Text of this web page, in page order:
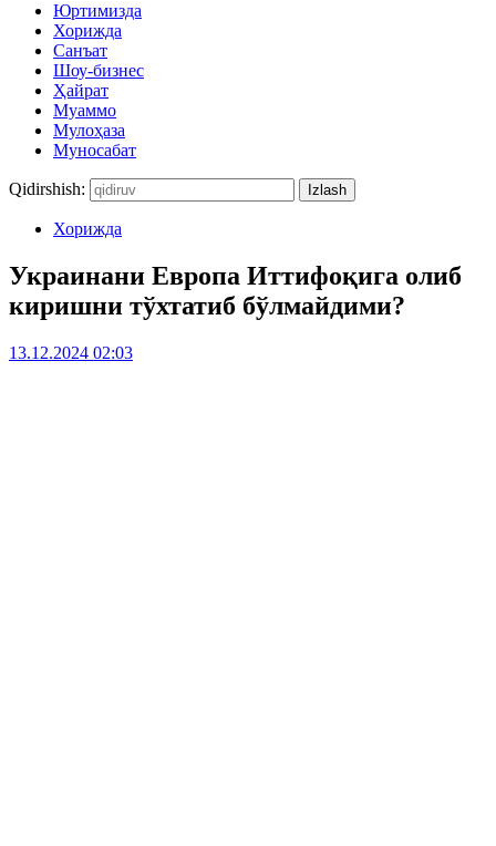
Юртимизда
Хорижда
Санъат
Шоу-бизнес
Ҳайрат
Муаммо
Мулоҳаза
Муносабат
Qidirshish:
Хорижда
Украинани Европа Иттифоқига олиб
киришни тўхтатиб бўлмайдими?
13.12.2024 02:03